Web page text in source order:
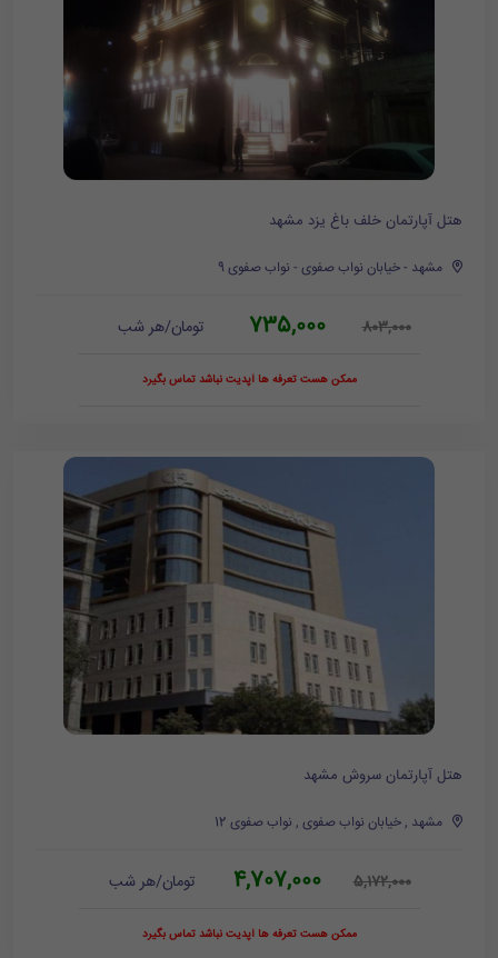
هتل آپارتمان خلف باغ یزد مشهد
مشهد - خیابان نواب صفوی - نواب صفوی 9
803,000
735,000 تومان/هر شب
ممکن هست تعرفه ها آپدیت نباشد تماس بگیرد
هتل آپارتمان سروش مشهد
مشهد , خیابان نواب صفوی , نواب صفوی 12
5,172,000
4,707,000 تومان/هر شب
ممکن هست تعرفه ها آپدیت نباشد تماس بگیرد